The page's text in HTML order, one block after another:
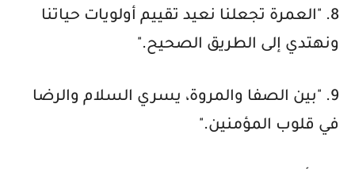
8. "العمرة تجعلنا نعيد تقييم أولويات حياتنا
ونهتدي إلى الطريق الصحيح."
9. "بين الصفا والمروة، يسري السلام والرضا
في قلوب المؤمنين."